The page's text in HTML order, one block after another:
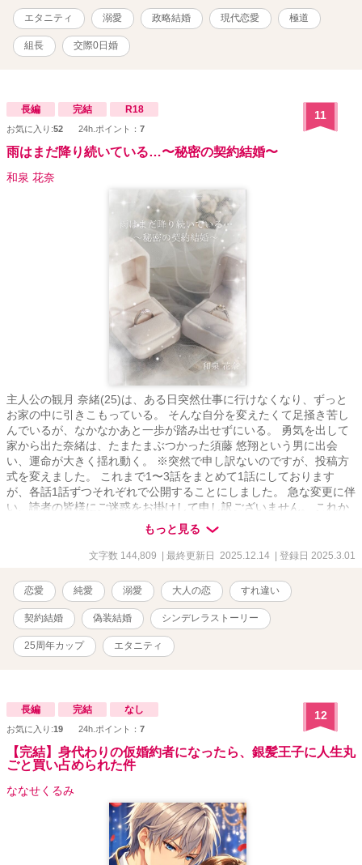
エタニティ 溺愛 政略結婚 現代恋愛 極道
組長 交際0日婚
長編 完結 R18
お気に入り:52 24h.ポイント： 7
11
雨はまだ降り続いている…〜秘密の契約結婚〜
和泉 花奈
主人公の観月 奈緒(25)は、ある日突然仕事に行けなくなり、ずっと
お家の中に引きこもっている。 そんな自分を変えたくて足掻き苦し
んでいるが、なかなかあと一歩が踏み出せずにいる。 勇気を出して
家から出た奈緒は、たまたまぶつかった須藤 悠翔という男に出会
い、運命が大きく揺れ動く。 ※突然で申し訳ないのですが、投稿方
式を変えました。 これまで1〜3話をまとめて1話にしております
が、各話1話ずつそれぞれで公開することにしました。 急な変更に伴
い、読者の皆様にご迷惑をお掛けして申し訳ございません。 これか
らも引き続き作品の応援をよろしくお願い致します。
2025/10/21 和泉 花奈
もっと見る
文字数 144,809 | 最終更新日 2025.12.14 | 登録日 2025.3.01
恋愛 純愛 溺愛 大人の恋 すれ違い
契約結婚 偽装結婚 シンデレラストーリー
25周年カップ エタニティ
長編 完結 なし
お気に入り:19 24h.ポイント： 7
12
【完結】身代わりの仮婚約者になったら、銀髪王子に人生丸
ごと買い占められた件
ななせくるみ